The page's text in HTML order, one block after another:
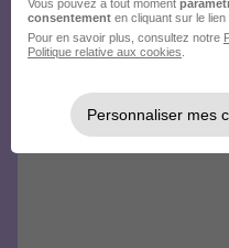
Vous pouvez à tout moment
consentement en cliquant sur le lien
Pour en savoir plus, consultez notre
Politique relative aux cookies
Personnaliser mes